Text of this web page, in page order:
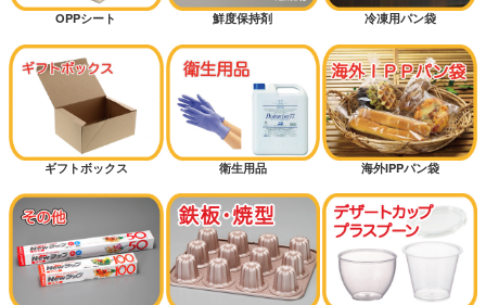
OPPシート 鮮度保持剤 冷凍用パン袋
ギフトボックス 衛生用品 海外IPPパン袋